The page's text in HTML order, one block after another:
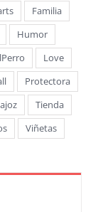
Familia
Humor
Love
Protectora
Tienda
Viñetas